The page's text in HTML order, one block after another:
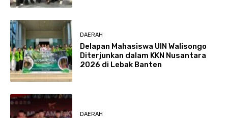
DAERAH
Delapan Mahasiswa UIN Walisongo
Diterjunkan dalam KKN Nusantara
2026 di Lebak Banten
DAERAH